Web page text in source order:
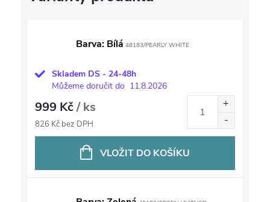
Barva: Bílá 48183/PEARLY WHITE
Skladem DS - 24-48h
Můžeme doručit do 11.8.2026
999 Kč/ ks
826 Kč bez DPH
VLOŽIT DO KOŠÍKU